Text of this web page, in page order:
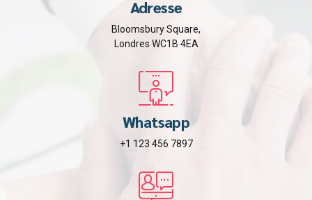
Adresse
Bloomsbury Square,
Londres WC1B 4EA
Whatsapp
+1 123 456 7897